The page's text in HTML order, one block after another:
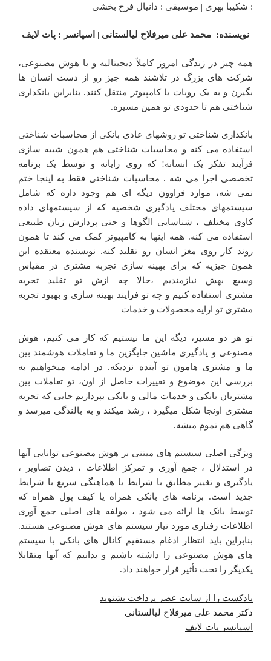
: شکیبا بهری | موسیقی : دانیال فرح بخشی
نویسنده: محمد علی میرفلاح لیالستانی | اسپانسر : پات لایف
همه چیز در زندگی امروز کاملاً دیجیتالیه و با هوش مصنوعی،
شرکت های بزرگ در تلاشند همه چیز رو از دست انسان ها
بگیرن و به یک روبات یا کامپیوتر منتقل کنند. بنابراین بانکداری
شناختی هم تا حدودی تو همین مسیره.
بانکداری شناختی تو روشهای عادی بانکی از محاسبات شناختی
استفاده می کنه و محاسبات شناختی هم همون شبیه سازی
فرآیند تفکر یک انسانه! که روی رایانه و توسط یک برنامه
تخصصی اجرا می شه . محاسبات شناختی فقط به اینجا ختم
نمی شه، موارد فراوون دیگه ای هم وجود داره که شامل
سیستمهای مختلف یادگیری شخصیه که از سیستمهای داده
کاوی مختلف ، شناسایی الگوها و حتی پردازش زبان طبیعی
استفاده می کنه. همه اینها به کامپیوتر کمک می کند تا همون
روند کار روی مغز انسان رو تقلید کنه. نویسنده معتقده این
همون چیزیه که برای بهینه سازی تجربه مشتری در مقیاس
وسیع بهش نیازمندیم ،حالا چه ازش تو تقلید تجربه
مشتری استفاده کنیم و چه تو فرایند بهینه سازی و بهبود تجربه
مشتری تو ارایه محصولات و خدمات
تو هر دو مسیر، دیگه این ما نیستیم که کار می کنیم، هوش
مصنوعی و یادگیری ماشین جایگزین ما و تعاملات هوشمند بین
ما و مشتری هامون تو آینده نزدیکه. در ادامه میخواهیم به
بررسی این موضوع و تعییرات حاصل از اون، تو تعاملات بین
مشتریان بانکی و خدمات مالی و بانکی بپردازیم جایی که تجربه
مشتری اونجا شکل میگیرد ، رشد میکند و به بالندگی میرسد و
گاهی هم تموم میشه.
ویژگی اصلی سیستم های میتنی بر هوش مصنوعی توانایی آنها
در استدلال ، جمع آوری و تمرکز اطلاعات ، دیدن تصاویر ،
یادگیری و تغییر مطابق با شرایط یا هماهنگی سریع با شرایط
جدید است. برنامه های بانکی همراه یا کیف پول همراه که
توسط بانک ها ارائه می شود ، مولفه های اصلی جمع آوری
اطلاعات رفتاری مورد نیاز سیستم های هوش مصنوعی هستند.
بنابراین باید انتظار ادغام مستقیم کانال های بانکی با سیستم
های هوش مصنوعی را داشته باشیم و بدانیم که آنها متقابلا
یکدیگر را تحت تأثیر قرار خواهند داد.
پادکست را از سایت عصر پرداخت بشنوید
دکتر محمد علی میرفلاح لیالستانی
اسپانسر پات لایف